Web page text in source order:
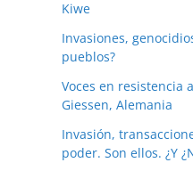
Kiwe
Invasiones,
pueblos?
Voces en resistencia
Giessen, Alemania
Invasión,
poder. Son ellos. ¿Y